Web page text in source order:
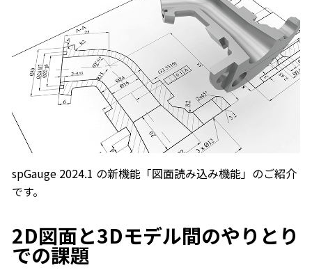
spGauge 2024.1 の新機能「図面読み込み機能」のご紹介
です。
2D図面と3Dモデル間のやりとり
での課題